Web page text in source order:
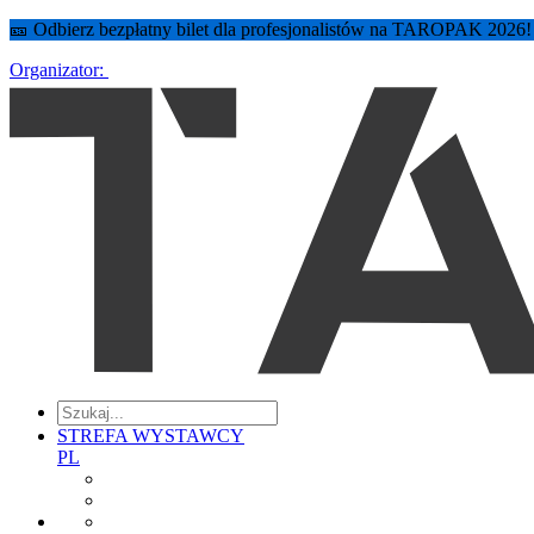
🎫 Odbierz bezpłatny bilet dla profesjonalistów na TAROPAK
Organizator:
STREFA WYSTAWCY
PL